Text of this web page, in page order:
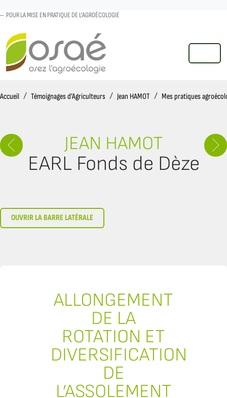
POUR LA MISE EN PRATIQUE DE L'AGROÉCOLOGIE
MENU
Accueil AccueilTémoignages d’Agriculteurs Jean HAMOT Mes pratiques
JEAN HAMOT
EARL Fonds de Dèze
OUVRIR LA BARRE LATÉRALE
ALLONGEMENT
DE LA
ROTATION ET
DIVERSIFICATION
DE
L’ASSOLEMENT